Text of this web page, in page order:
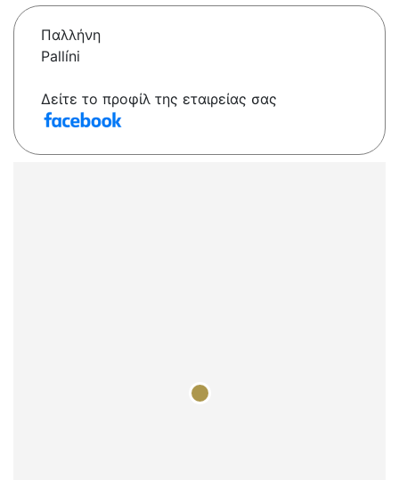
Παλλήνη
Pallíni
Δείτε το προφίλ της εταιρείας σας